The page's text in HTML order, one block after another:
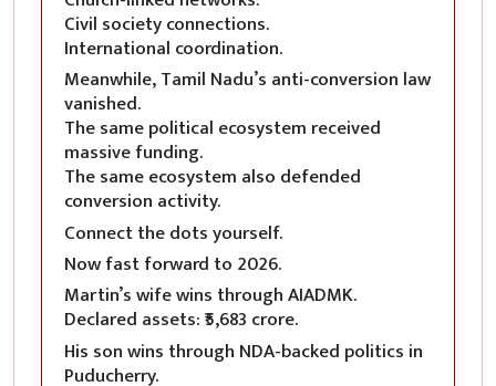
Civil society connections.
International coordination.
Meanwhile, Tamil Nadu’s anti-conversion law
vanished.
The same political ecosystem received
massive funding.
The same ecosystem also defended
conversion activity.
Connect the dots yourself.
Now fast forward to 2026.
Martin’s wife wins through AIADMK.
Declared assets: ₹5,683 crore.
His son wins through NDA-backed politics in
Puducherry.